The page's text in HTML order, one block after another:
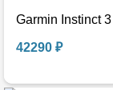
42290 ₽